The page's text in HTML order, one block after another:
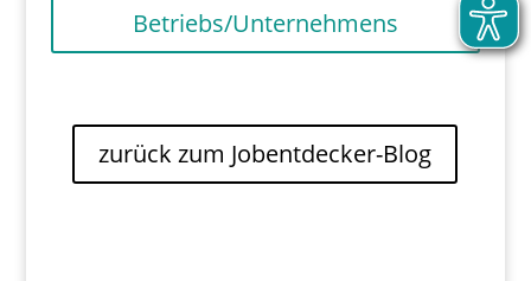
Betriebs/Unternehmens
zurück zum Jobentdecker-Blog